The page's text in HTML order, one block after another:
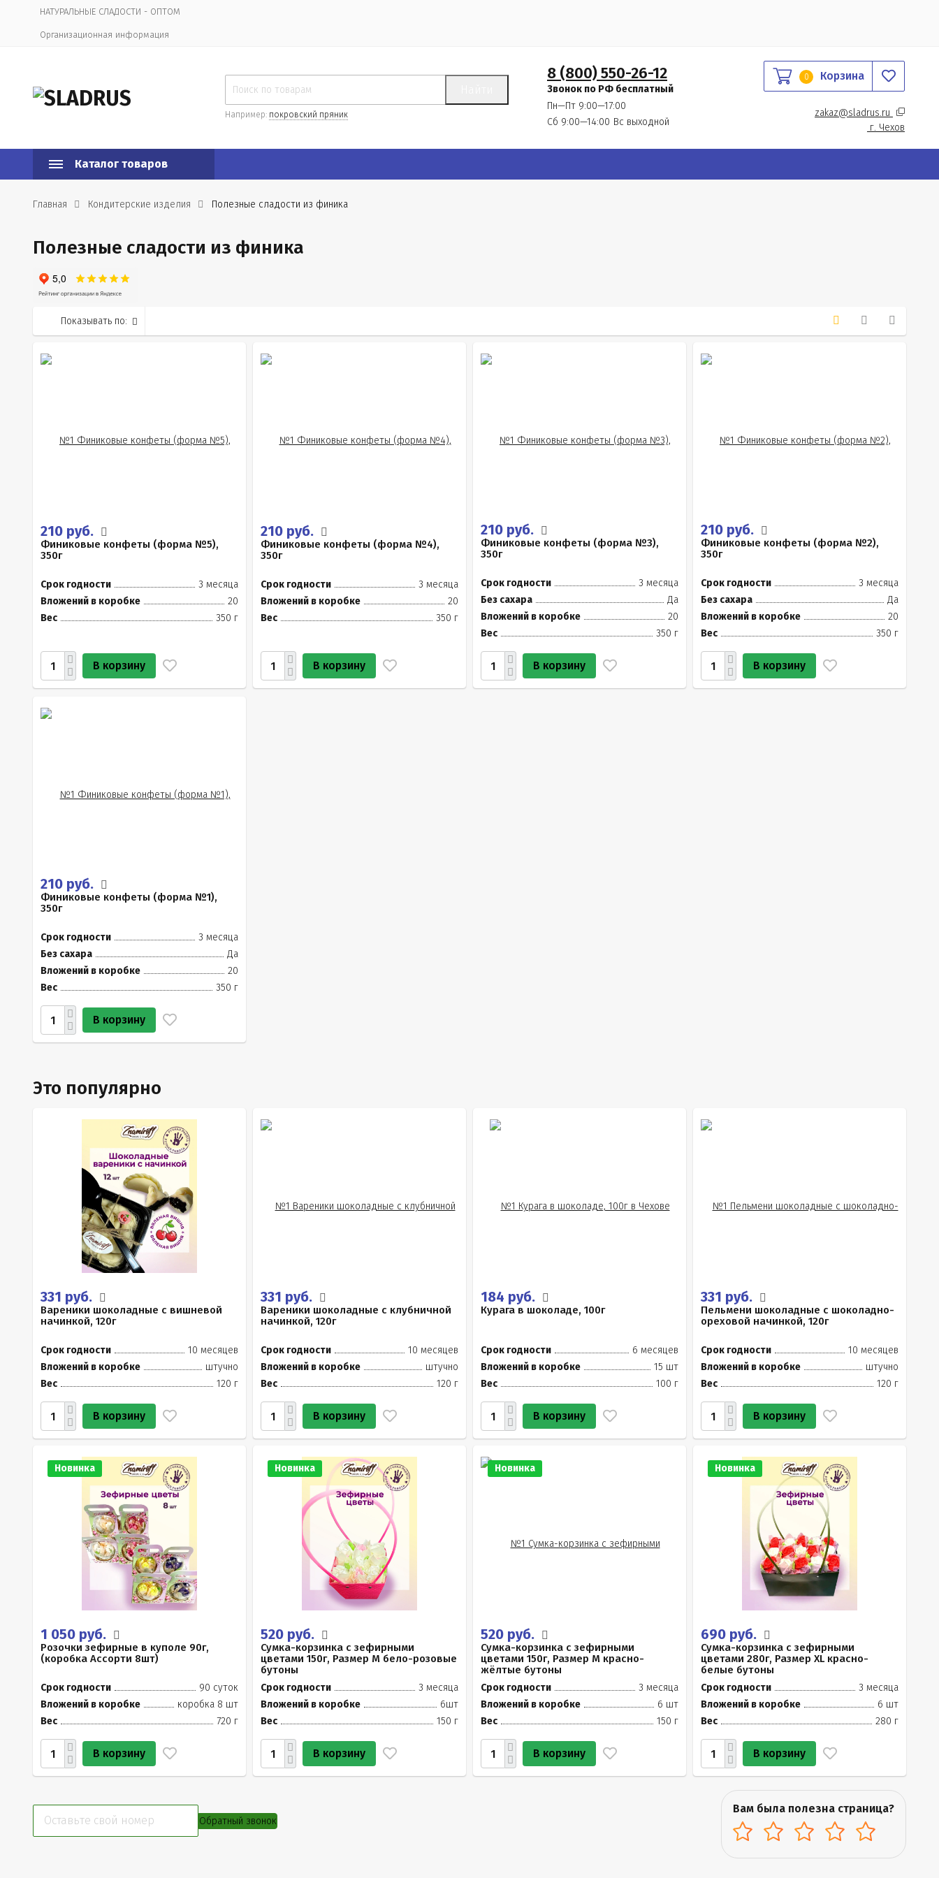
НАТУРАЛЬНЫЕ СЛАДОСТИ - ОПТОМ
Организационная информация
Например: покровский пряник
8 (800) 550-26-12
Звонок по РФ бесплатный
Пн—Пт 9:00—17:00
Сб 9:00—14:00 Вс выходной
0 Корзина
zakaz@sladrus.ru
г. Чехов
Каталог товаров
Главная Кондитерские изделия Полезные сладости из финика
Полезные сладости из финика
Показывать по:
210 руб.
Финиковые конфеты (форма №5),
350г
Срок годности
3 месяца
Вложений в коробке
20
Вес
350 г
В корзину
210 руб.
Финиковые конфеты (форма №4),
350г
Срок годности
3 месяца
Вложений в коробке
20
Вес
350 г
В корзину
210 руб.
Финиковые конфеты (форма №3),
350г
Срок годности
3 месяца
Без сахара
Да
Вложений в коробке
20
Вес
350 г
В корзину
210 руб.
Финиковые конфеты (форма №2),
350г
Срок годности
3 месяца
Без сахара
Да
Вложений в коробке
20
Вес
350 г
В корзину
210 руб.
Финиковые конфеты (форма №1),
350г
Срок годности
3 месяца
Без сахара
Да
Вложений в коробке
20
Вес
350 г
В корзину
Это популярно
331 руб.
Вареники шоколадные с вишневой
начинкой, 120г
Срок годности
10 месяцев
Вложений в коробке
штучно
Вес
120 г
В корзину
331 руб.
Вареники шоколадные с клубничной
начинкой, 120г
Срок годности
10 месяцев
Вложений в коробке
штучно
Вес
120 г
В корзину
184 руб.
Курага в шоколаде, 100г
Срок годности
6 месяцев
Вложений в коробке
15 шт
Вес
100 г
В корзину
331 руб.
Пельмени шоколадные с шоколадно-
ореховой начинкой, 120г
Срок годности
10 месяцев
Вложений в коробке
штучно
Вес
120 г
В корзину
Новинка
1 050 руб.
Розочки зефирные в куполе 90г,
(коробка Ассорти 8шт)
Срок годности
90 суток
Вложений в коробке
коробка 8 шт
Вес
720 г
В корзину
Новинка
520 руб.
Сумка-корзинка с зефирными
цветами 150г, Размер М бело-розовые
бутоны
Срок годности
3 месяца
Вложений в коробке
6шт
Вес
150 г
В корзину
Новинка
520 руб.
Сумка-корзинка с зефирными
цветами 150г, Размер М красно-
жёлтые бутоны
Срок годности
3 месяца
Вложений в коробке
6 шт
Вес
150 г
В корзину
Новинка
690 руб.
Сумка-корзинка с зефирными
цветами 280г, Размер XL красно-
белые бутоны
Срок годности
3 месяца
Вложений в коробке
6 шт
Вес
280 г
В корзину
Обратный звонок
Вам была полезна страница?